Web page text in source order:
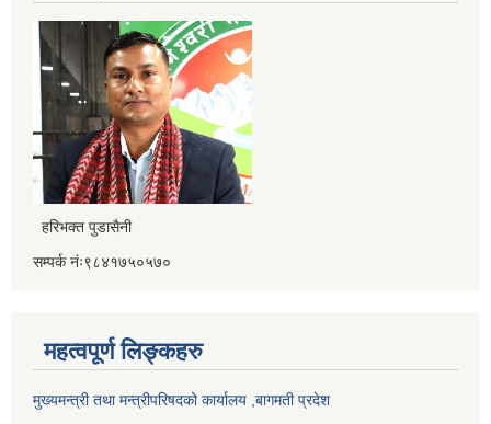
हरिभक्त पुडासैनी
सम्पर्क नंः९८४१७५०५७०
महत्वपूर्ण लिङ्कहरु
मुख्यमन्त्री तथा मन्त्रीपरिषदको कार्यालय ,बागमती प्रदेश